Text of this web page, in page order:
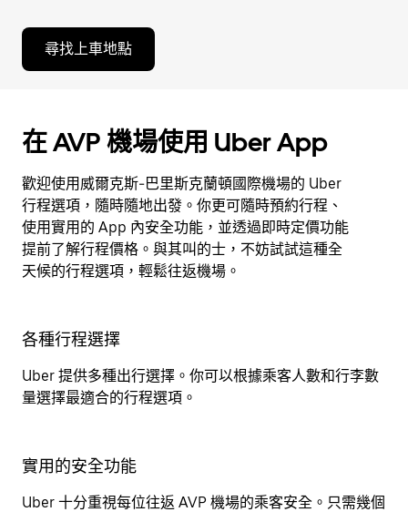
尋找上車地點
在 AVP 機場使用 Uber App
歡迎使用威爾克斯-巴里斯克蘭頓國際機場的 Uber
行程選項，隨時隨地出發。你更可隨時預約行程、
使用實用的 App 內安全功能，並透過即時定價功能
提前了解行程價格。與其叫的士，不妨試試這種全
天候的行程選項，輕鬆往返機場。
各種行程選擇
Uber 提供多種出行選擇。你可以根據乘客人數和行李數
量選擇最適合的行程選項。
實用的安全功能
Uber 十分重視每位往返 AVP 機場的乘客安全。只需幾個